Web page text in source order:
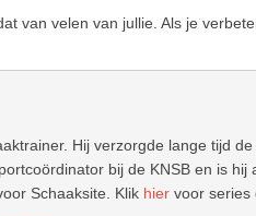
van velen van jullie. Als je
Hij verzorgde lange tijd
bij de KNSB en is hij
Schaaksite. Klik hier voor series